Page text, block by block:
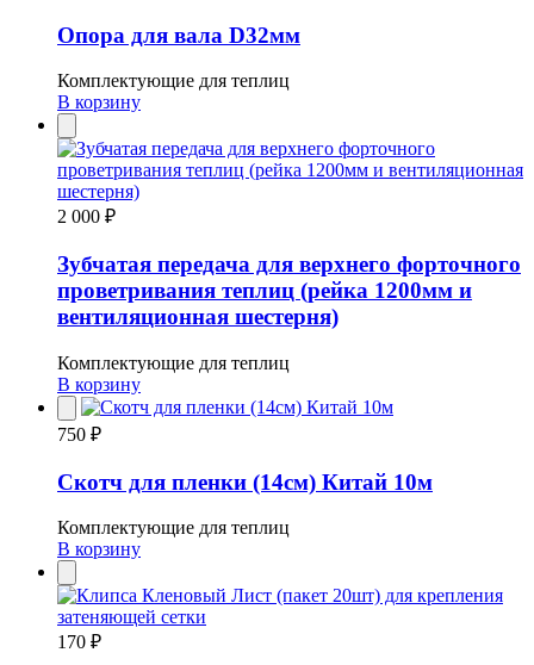
Опора для вала D32мм
Комплектующие для теплиц
В корзину
2 000 ₽
Зубчатая передача для верхнего форточного
проветривания теплиц (рейка 1200мм и
вентиляционная шестерня)
Комплектующие для теплиц
В корзину
750 ₽
Скотч для пленки (14см) Китай 10м
Комплектующие для теплиц
В корзину
170 ₽